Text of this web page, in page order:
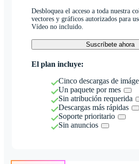
Desbloquea el acceso a toda nuestra
vectores y gráficos autorizados para
Vídeo no incluido.
Suscríbete ahora
El plan incluye:
Cinco descargas de
Un paquete por mes
Sin atribución requerida
Descargas más rápidas
Soporte prioritario
Sin anuncios